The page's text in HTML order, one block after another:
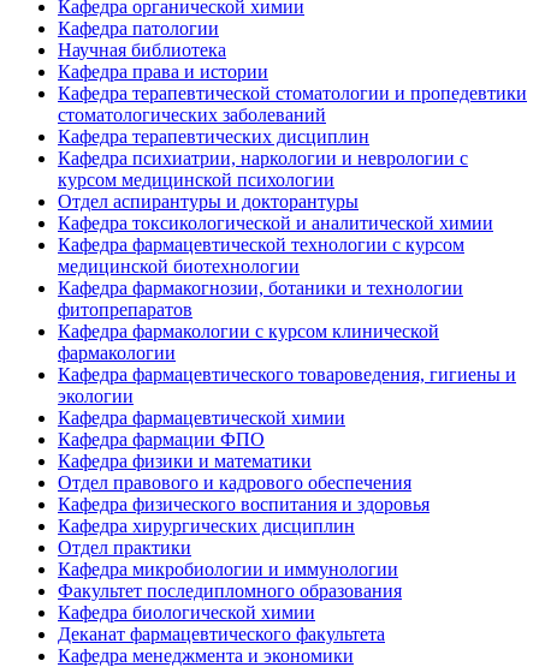
Кафедра органической химии
Кафедра патологии
Научная библиотека
Кафедра права и истории
Кафедра терапевтической стоматологии и пропедевтики
стоматологических заболеваний
Кафедра терапевтических дисциплин
Кафедра психиатрии, наркологии и неврологии с
курсом медицинской психологии
Отдел аспирантуры и докторантуры
Кафедра токсикологической и аналитической химии
Кафедра фармацевтической технологии с курсом
медицинской биотехнологии
Кафедра фармакогнозии, ботаники и технологии
фитопрепаратов
Кафедра фармакологии с курсом клинической
фармакологии
Кафедра фармацевтического товароведения, гигиены и
экологии
Кафедра фармацевтической химии
Кафедра фармации ФПО
Кафедра физики и математики
Отдел правового и кадрового обеспечения
Кафедра физического воспитания и здоровья
Кафедра хирургических дисциплин
Отдел практики
Кафедра микробиологии и иммунологии
Факультет последипломного образования
Кафедра биологической химии
Деканат фармацевтического факультета
Кафедра менеджмента и экономики